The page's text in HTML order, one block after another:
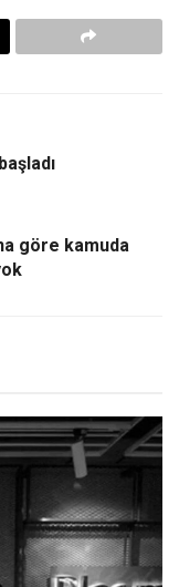
göre kamuda